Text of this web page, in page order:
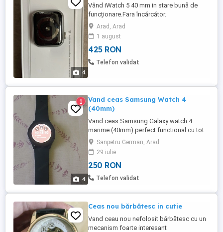
4
Vând iWatch 5 40 mm in stare bună de
funcționare.Fara încărcător.
Arad, Arad
1 august
425 RON
Telefon validat
4
1
Vand ceas Samsung Watch 4
(40mm)
Vand ceas Samsung Galaxy watch 4
marime (40mm) perfect functional cu tot
cu incarcator
Sanpetru German, Arad
29 iulie
250 RON
Telefon validat
Ceas nou bărbătesc in cutie
Vand ceau nou nefolosit bărbătesc cu un
mecanism foarte interesant